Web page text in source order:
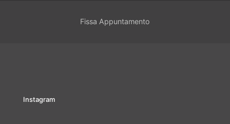
Fissa Appuntamento
Instagram